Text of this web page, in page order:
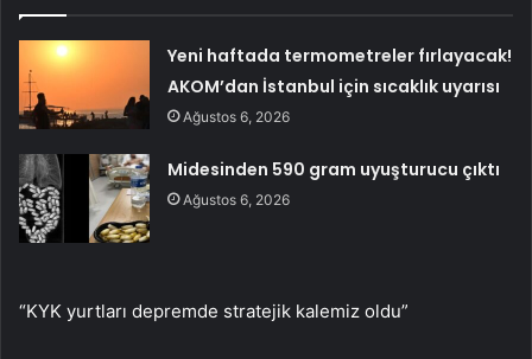
Yeni haftada termometreler fırlayacak!
AKOM’dan İstanbul için sıcaklık uyarısı
Ağustos 6, 2026
Midesinden 590 gram uyuşturucu çıktı
Ağustos 6, 2026
“KYK yurtları depremde stratejik kalemiz oldu”